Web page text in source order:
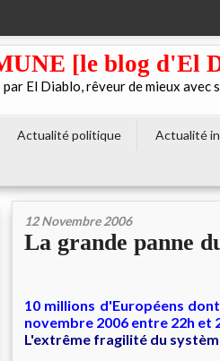
[le blog d'El
par El Diablo, rêveur de mieux
Actualité politique Actualité
12 Novembre 2006
La grande panne
10 millions d'Européens
novembre 2006 entre 22h et
L'extrême fragilité du